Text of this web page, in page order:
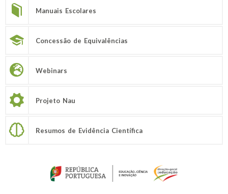
Manuais Escolares
Concessão de Equivalências
Webinars
Projeto Nau
Resumos de Evidência Científica